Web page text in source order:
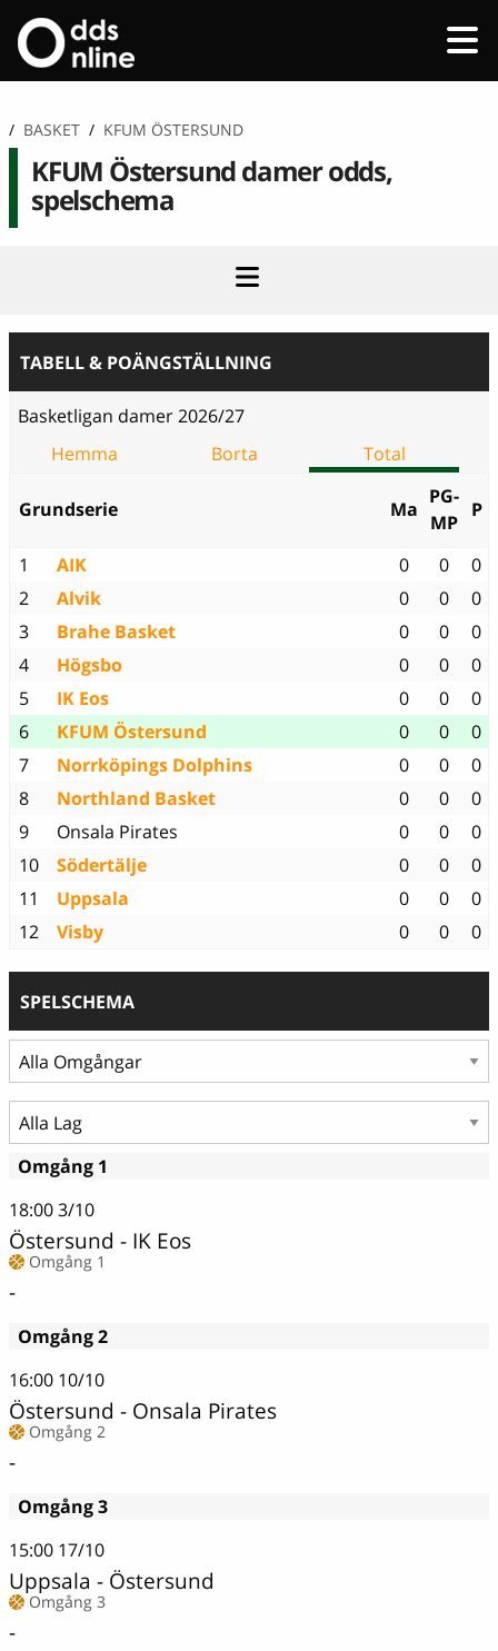
/ BASKET / KFUM ÖSTERSUND
KFUM Östersund damer odds,
spelschema
TABELL & POÄNGSTÄLLNING
Basketligan damer 2026/27
Hemma
Borta Total
Grundserie Ma
PG-
MP
P
1 AIK 0 0
0
2
Alvik 0 0
0
3
Brahe Basket 0 0
0
4
Högsbo 0 0
0
5
IK Eos 0 0
0
6
KFUM Östersund 0 0
0
7
Norrköpings Dolphins 0 0
0
8
Northland Basket 0 0
0
9
Onsala Pirates 0 0
0
10
Södertälje 0 0
0
11
Uppsala 0 0
0
12
Visby 0 0 0
SPELSCHEMA
Omgång 1
18:003/10
Östersund - IK Eos
Omgång 1
-
Omgång 2
16:00 10/10
Östersund - Onsala Pirates
Omgång 2
-
Omgång 3
15:00 17/10
Uppsala - Östersund
Omgång 3
-